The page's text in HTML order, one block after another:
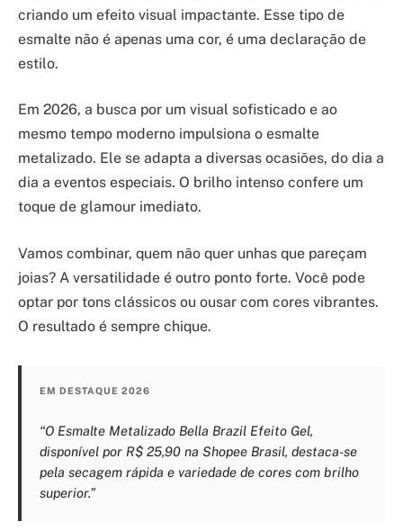
criando um efeito visual impactante. Esse tipo de
esmalte não é apenas uma cor, é uma declaração de
estilo.
Em 2026, a busca por um visual sofisticado e ao
mesmo tempo moderno impulsiona o esmalte
metalizado. Ele se adapta a diversas ocasiões, do dia a
dia a eventos especiais. O brilho intenso confere um
toque de glamour imediato.
Vamos combinar, quem não quer unhas que pareçam
joias? A versatilidade é outro ponto forte. Você pode
optar por tons clássicos ou ousar com cores vibrantes.
O resultado é sempre chique.
EM DESTAQUE 2026
“O Esmalte Metalizado Bella Brazil Efeito Gel,
disponível por R$ 25,90 na Shopee Brasil, destaca-se
pela secagem rápida e variedade de cores com brilho
superior.”